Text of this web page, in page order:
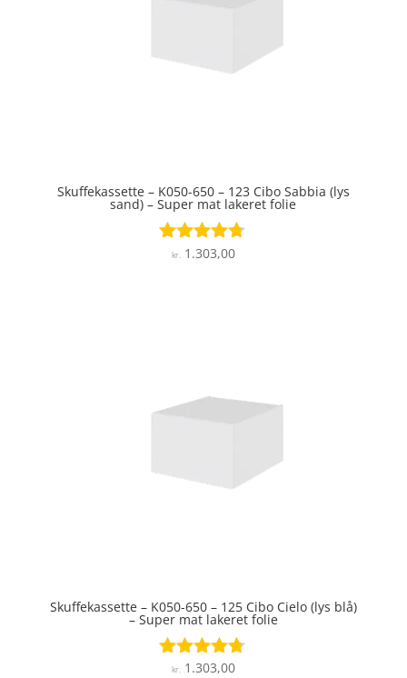
Skuffekassette – K050-650 – 123 Cibo Sabbia (lys
sand) – Super mat lakeret folie
Vurderet
kr. 1.303,00
Skuffekassette – K050-650 – 125 Cibo Cielo (lys blå)
– Super mat lakeret folie
Vurderet
kr.1.303,00